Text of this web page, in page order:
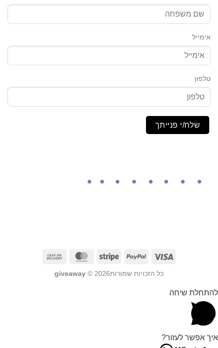
אימייל
טלפון
שלח/י פנייתך
כל הזכויות שמורות2026 © giveaway
להתחלת שיחה
איך אפשר לעזור?